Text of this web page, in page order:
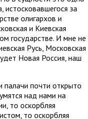
за
олигархов и
и Киевская
государстве. И мне не
Русь, Московская
Новая Россия, наш
палачи почти открыто
над нами на
то оскорбляя
то оскорбляя